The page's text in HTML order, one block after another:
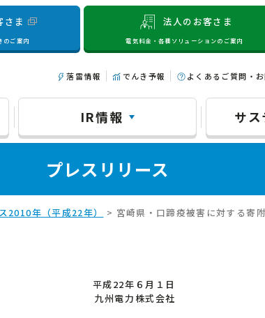
さま
のご案内
法人のお客さま
電気料金・各種ソリューションのご案内
落雷情報 でんき予報 よくあるご質問・
IR情報 サス
プレスリリース
2010年（平成22年） > 宮崎県・口蹄疫被害に対する寄
平成22年６月１日
九州電力株式会社